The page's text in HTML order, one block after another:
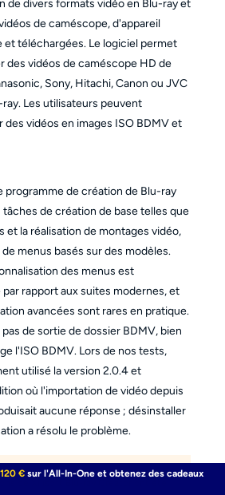
de divers formats vidéo en Blu-ray et
de caméscope, d'appareil
et téléchargées. Le logiciel permet
des vidéos de caméscope HD de
Sony, Hitachi, Canon ou JVC
Les utilisateurs peuvent
vidéos en images ISO BDMV et
programme de création de Blu-ray
de création de base telles que
et la réalisation de montages vidéo,
menus basés sur des modèles.
des menus est
rapport aux suites modernes, et
avancées sont rares en pratique.
de sortie de dossier BDMV, bien
l'ISO BDMV. Lors de nos tests,
utilisé la version 2.0.4 et
où l'importation de vidéo depuis
aucune réponse ; désinstaller
a résolu le problème.
de Xilisoft Blu-ray Creator ont été
120 € sur l'All-In-One et obtenez des cadeaux